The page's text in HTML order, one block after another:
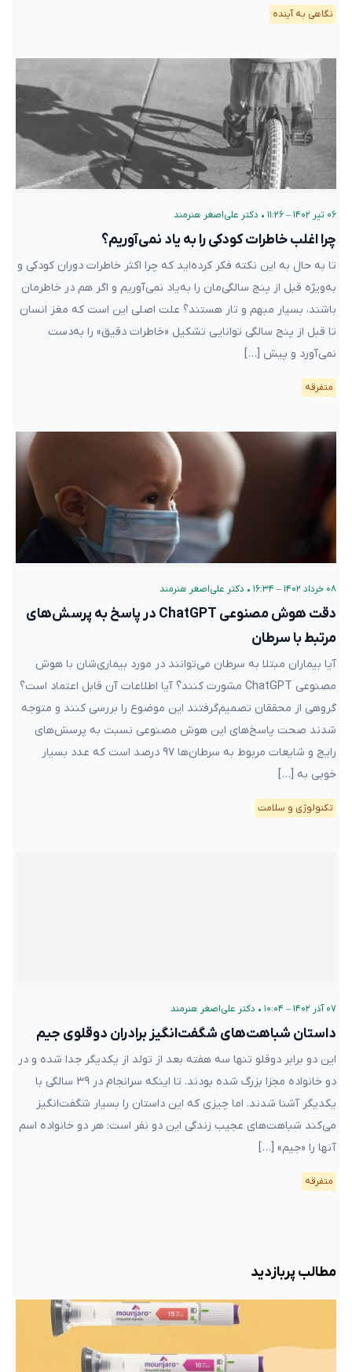
نگاهی به آینده
۰۶ تیر ۱۴۰۲ – ۱۱:۲۶ • دکتر علی‌اصغر هنرمند
چرا اغلب خاطرات کودکی را به یاد نمی‌آوریم؟
تا به حال به این نکته فکر کرده‌اید که چرا اکثر خاطرات دوران کودکی و
به‌ویژه قبل از پنج سالگی‌مان را به‌یاد نمی‌آوریم و اگر هم در خاطرمان
باشند، بسیار مبهم و تار هستند؟ علت اصلی این است که مغز انسان
تا قبل از پنج سالگی توانایی تشکیل «خاطرات دقیق» را به‌دست
نمی‌آورد و پیش […]
متفرقه
۰۸ خرداد ۱۴۰۲ – ۱۶:۳۴ • دکتر علی‌اصغر هنرمند
دقت هوش مصنوعی ChatGPT در پاسخ به پرسش‌های
مرتبط با سرطان
آیا بیماران مبتلا به سرطان می‌توانند در مورد بیماری‌شان با هوش
مصنوعی ChatGPT مشورت کنند؟ آیا اطلاعات آن قابل اعتماد است؟
گروهی از محققان تصمیم‌گرفتند این موضوع را بررسی کنند و متوجه
شدند صحت پاسخ‌های این هوش مصنوعی نسبت به پرسش‌های
رایج و شایعات مربوط به سرطان‌ها ۹۷ درصد است که عدد بسیار
خوبی به […]
تکنولوژی و سلامت
۰۷ آذر ۱۴۰۲ – ۱۰:۰۴ • دکتر علی‌اصغر هنرمند
داستان شباهت‌های شگفت‌انگیز برادران دوقلوی جیم
این دو برابر دوقلو تنها سه هفته بعد از تولد از یکدیگر جدا شده و در
دو خانواده مجزا بزرگ شده بودند. تا اینکه سرانجام در ۳۹ سالگی با
یکدیگر آشنا شدند. اما چیزی که این داستان را بسیار شگفت‌انگیز
می‌کند شباهت‌های عجیب زندگی این دو نفر است: هر دو خانواده اسم
آنها را «جیم» […]
متفرقه
مطالب پربازدید